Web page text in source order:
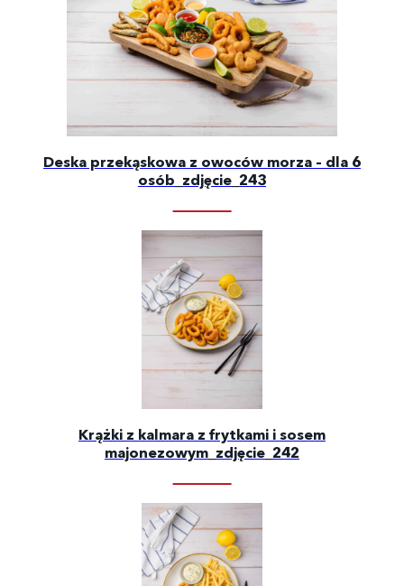
Deska przekąskowa z owoców morza – dla 6
osób_zdjęcie_243
Krążki z kalmara z frytkami i sosem
majonezowym_zdjęcie_242